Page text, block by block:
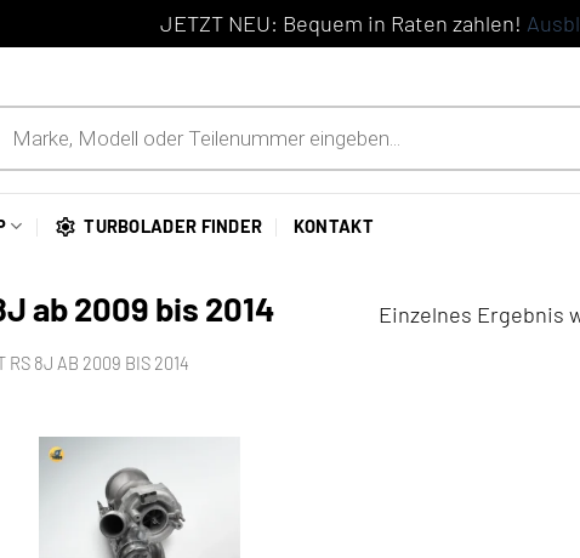
JETZT NEU: Bequem in Raten zahlen!
search
TURBOLADER FINDER KONTAKT
ab 2009 bis 2014 Einzelnes Ergebnis
RS 8J AB 2009 BIS 2014